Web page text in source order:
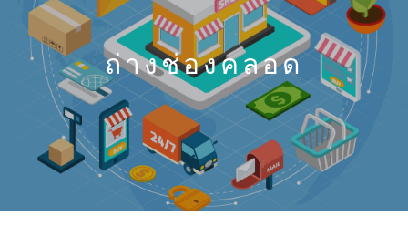
ถ่างช่องคลอด